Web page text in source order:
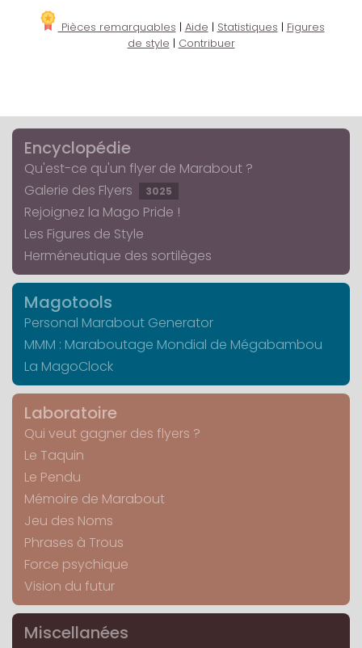
Pièces remarquables | Aide | Statistiques | Figures
de style | Contribuer
Encyclopédie
Qu'est-ce qu'un flyer de Marabout ?
Galerie des Flyers
3025
Rejoignez la Mago Pride !
Les Figures de Style
Herméneutique des sortilèges
Magotools
Personal Marabout Generator
MMM : Maraboutage Mondial de Mégabambou
La MagoClock
Laboratoire
Qui veut gagner des flyers ?
Le Taquin
Le Pendu
Mémoire de Marabout
Jeu des Noms
Phrases à Trous
Force psychique
Vision du futur
Miscellanées